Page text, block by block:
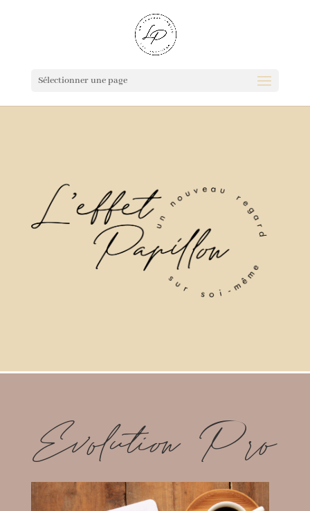
Sélectionner une page
Evolution Pro